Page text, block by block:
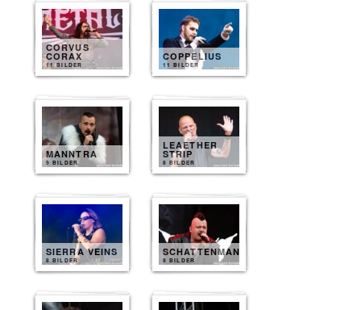
CORVUS
CORAX
11 BILDER
COPPELIUS
11 BILDER
MANNTRA
9 BILDER
LEAETHER
STRIP
8 BILDER
SIERRA VEINS
8 BILDER
SCHATTENMANN
8 BILDER